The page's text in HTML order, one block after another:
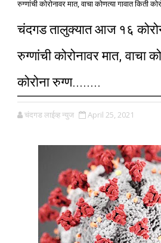
रुग्णांची कोरोनावर मात, वाचा कोणत्या गावात किती
चंदगड तालुक्यात आज १६
रुग्णांची कोरोनावर मात, वाचा
कोरोना रुग्ण........
चंदगड लाईव्ह न्युज April 25, 2021